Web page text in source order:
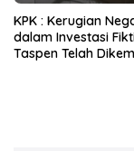
KPK : Kerugian
dalam Investasi
Taspen Telah